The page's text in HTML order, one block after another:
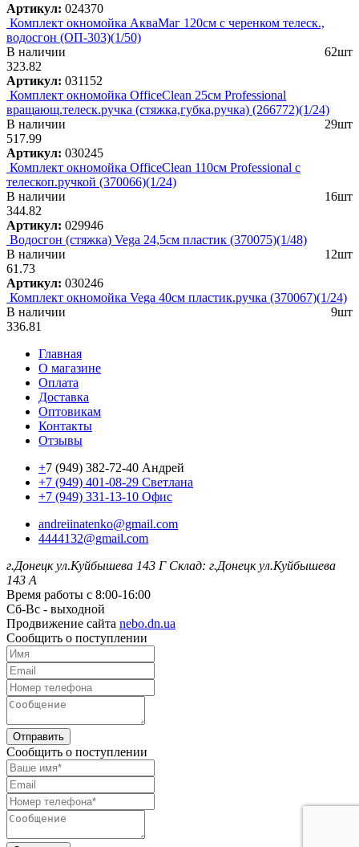
Артикул: 024370
Комплект окномойка АкваМаг 120см с черенком телеск.,
водосгон (ОП-303)(1/50)
В наличии
62шт
323.82
Артикул: 031152
Комплект окномойка OfficeClean 25см Professional
вращающ.телеск.ручка (стяжка,губка,ручка) (266772)(1/24)
В наличии
29шт
517.99
Артикул: 030245
Комплект окномойка OfficeClean 110см Professional с
телескоп.ручкой (370066)(1/24)
В наличии
16шт
344.82
Артикул: 029946
Водосгон (стяжка) Vega 24,5см пластик (370075)(1/48)
В наличии
12шт
61.73
Артикул: 030246
Комплект окномойка Vega 40см пластик.ручка (370067)(1/24)
В наличии
9шт
336.81
Главная
О магазине
Оплата
Доставка
Оптовикам
Контакты
Отзывы
+7 (949) 382-72-40 Андрей
+7 (949) 401-08-29 Светлана
+7 (949) 331-13-10 Офис
andreiinatenko@gmail.com
4444132@gmail.com
г.Донецк ул.Куйбышева 143 Г Склад: г.Донецк ул.Куйбышева
143 А
Время работы с 8:00-16:00
Сб-Вс - выходной
Продвижение сайта nebo.dn.ua
Сообщить о поступлении
Отправить
Сообщить о поступлении